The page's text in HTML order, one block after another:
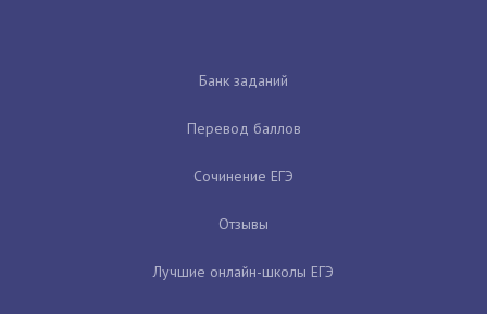
Банк заданий
Перевод баллов
Сочинение ЕГЭ
Отзывы
Лучшие онлайн-школы ЕГЭ